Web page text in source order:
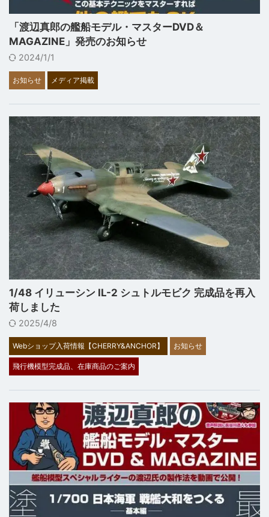
「渡辺真郎の艦船モデル・マスターDVD＆
MAGAZINE」発売のお知らせ
2024/1/1
お知らせ メディア掲載
1/48 イリューシン IL-2 シュトルモビク 完成品を再入
荷しました
2025/4/8
Webショップ入荷情報【CHERRY&ANCHOR】 お知らせ
飛行機模型完成品、在庫商品のご案内